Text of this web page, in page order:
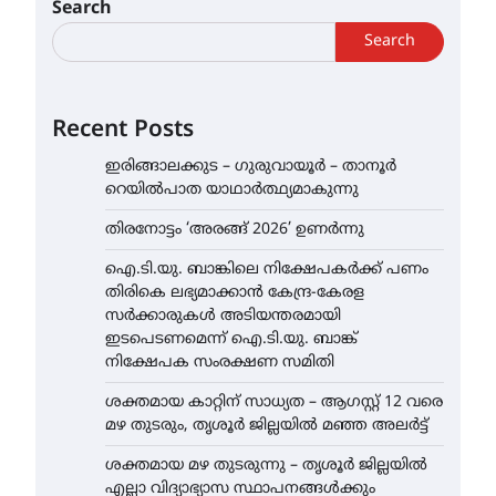
Search
Search
Recent Posts
ഇരിങ്ങാലക്കുട – ഗുരുവായൂർ – താനൂർ
റെയിൽപാത യാഥാർത്ഥ്യമാകുന്നു
തിരനോട്ടം ‘അരങ്ങ് 2026’ ഉണർന്നു
ഐ.ടി.യു. ബാങ്കിലെ നിക്ഷേപകർക്ക് പണം
തിരികെ ലഭ്യമാക്കാൻ കേന്ദ്ര-കേരള
സർക്കാരുകൾ അടിയന്തരമായി
ഇടപെടണമെന്ന് ഐ.ടി.യു. ബാങ്ക്
നിക്ഷേപക സംരക്ഷണ സമിതി
ശക്തമായ കാറ്റിന് സാധ്യത – ആഗസ്റ്റ് 12 വരെ
മഴ തുടരും, തൃശൂർ ജില്ലയിൽ മഞ്ഞ അലർട്ട്
ശക്തമായ മഴ തുടരുന്നു – തൃശൂർ ജില്ലയിൽ
എല്ലാ വിദ്യാഭ്യാസ സ്ഥാപനങ്ങൾക്കും